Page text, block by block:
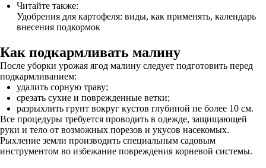
Читайте также:
Удобрения для картофеля: виды, как применять, календарь
внесения подкормок
Как подкармливать малину
После уборки урожая ягод малину следует подготовить перед
подкармливанием:
удалить сорную траву;
срезать сухие и поврежденные ветки;
разрыхлить грунт вокруг кустов глубиной не более 10 см.
Все процедуры требуется проводить в одежде, защищающей
руки и тело от возможных порезов и укусов насекомых.
Рыхление земли производить специальным садовым
инструментом во избежание повреждения корневой системы.